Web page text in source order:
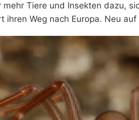
Tiere und Insekten dazu,
ihren Weg nach Europa. Neu